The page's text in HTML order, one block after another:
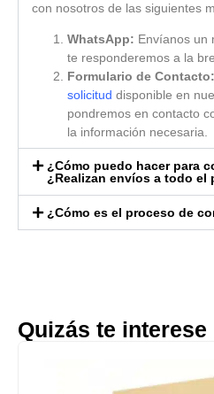
con nosotros de las siguientes
WhatsApp: Envíanos un
te responderemos a la
Formulario de Contacto:
solicitud disponible en
pondremos en contacto
la información necesaria.
¿Cómo puedo hacer para
¿Realizan envíos a todo el
¿Cómo es el proceso de
Quizás te interese